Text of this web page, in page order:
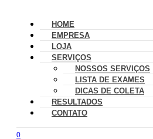
HOME
EMPRESA
LOJA
SERVIÇOS
NOSSOS SERVIÇOS
LISTA DE EXAMES
DICAS DE COLETA
RESULTADOS
CONTATO
0